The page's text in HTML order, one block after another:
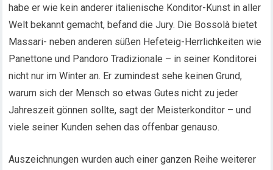
habe er wie kein anderer italienische Konditor-Kunst in aller
Welt bekannt gemacht, befand die Jury. Die Bossolà bietet
Massari- neben anderen süßen Hefeteig-Herrlichkeiten wie
Panettone und Pandoro Tradizionale – in seiner Konditorei
nicht nur im Winter an. Er zumindest sehe keinen Grund,
warum sich der Mensch so etwas Gutes nicht zu jeder
Jahreszeit gönnen sollte, sagt der Meisterkonditor – und
viele seiner Kunden sehen das offenbar genauso.
Auszeichnungen wurden auch einer ganzen Reihe weiterer